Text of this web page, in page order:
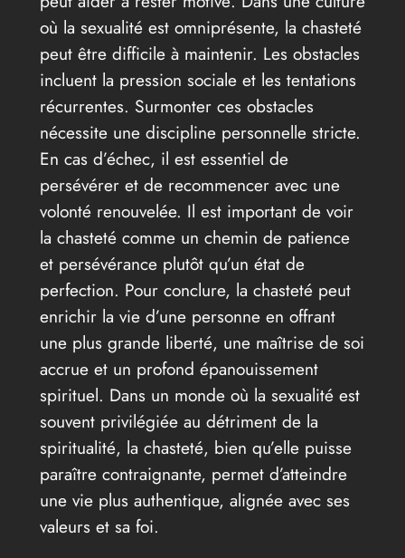
où la sexualité est omniprésente, la chasteté
peut être difficile à maintenir. Les obstacles
incluent la pression sociale et les tentations
récurrentes. Surmonter ces obstacles
nécessite une discipline personnelle stricte.
En cas d’échec, il est essentiel de
persévérer et de recommencer avec une
volonté renouvelée. Il est important de voir
la chasteté comme un chemin de patience
et persévérance plutôt qu’un état de
perfection. Pour conclure, la chasteté peut
enrichir la vie d’une personne en offrant
une plus grande liberté, une maîtrise de soi
accrue et un profond épanouissement
spirituel. Dans un monde où la sexualité est
souvent privilégiée au détriment de la
spiritualité, la chasteté, bien qu’elle puisse
paraître contraignante, permet d’atteindre
une vie plus authentique, alignée avec ses
valeurs et sa foi.